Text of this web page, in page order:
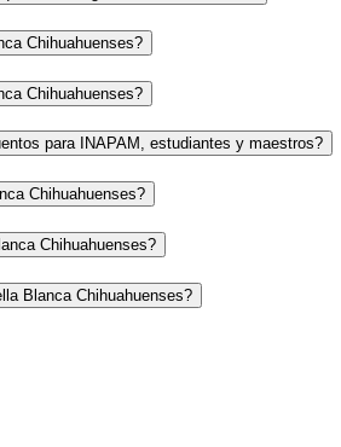
Chihuahuenses?
Chihuahuenses?
para INAPAM, estudiantes y maestros?
Chihuahuenses?
Chihuahuenses?
Blanca Chihuahuenses?